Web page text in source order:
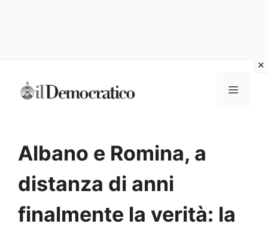
Menu
Albano e Romina, a
distanza di anni
finalmente la verità: la